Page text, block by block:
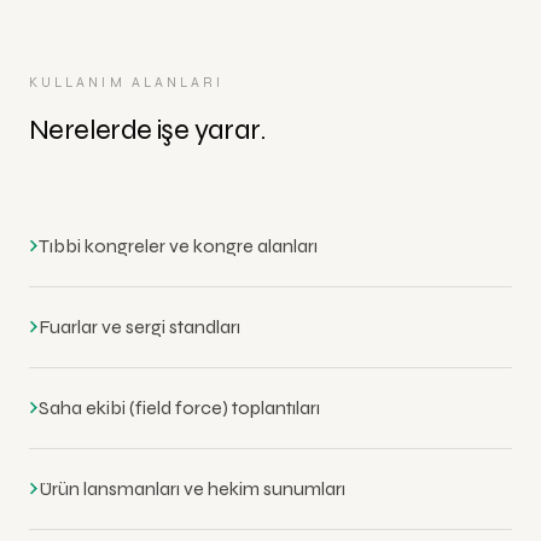
KULLANIM ALANLARI
Nerelerde işe yarar.
›Tıbbi kongreler ve kongre alanları
›Fuarlar ve sergi standları
›Saha ekibi (field force) toplantıları
›Ürün lansmanları ve hekim sunumları